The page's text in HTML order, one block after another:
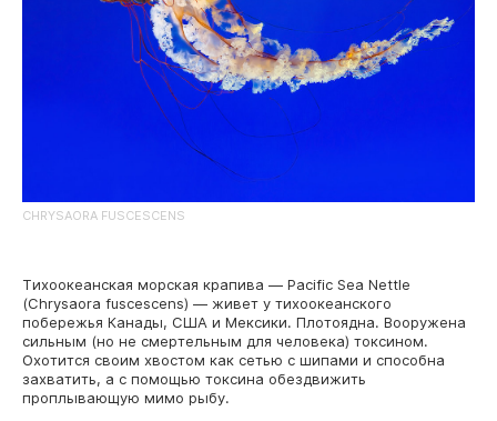
CHRYSAORA FUSCESCENS
Тихоокеанская морская крапива — Pacific Sea Nettle
(Chrysaora fuscescens) — живет у тихоокеанского
побережья Канады, США и Мексики. Плотоядна. Вооружена
сильным (но не смертельным для человека) токсином.
Охотится своим хвостом как сетью c шипами и способна
захватить, а с помощью токсина обездвижить
проплывающую мимо рыбу.